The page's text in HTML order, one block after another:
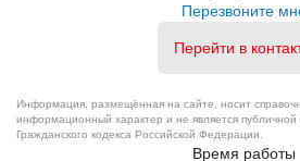
Перезвоните
Перейти в
Информация, размещённая на сайте, носит
информационный характер и не является
Гражданского кодекса Российской Федерации.
Время работы